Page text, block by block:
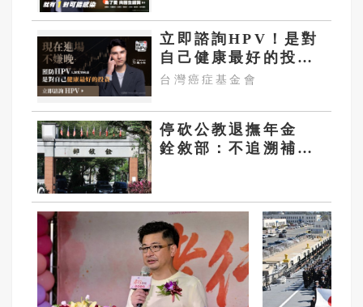
立即諮詢HPV！是對
自己健康最好的投
資，把握現在不嫌
台灣癌症基金會
停砍公教退撫年金
銓敘部：不追溯補發